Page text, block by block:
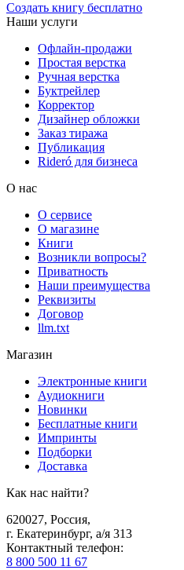
Создать книгу бесплатно
Наши услуги
Офлайн-продажи
Простая верстка
Ручная верстка
Буктрейлер
Корректор
Дизайнер обложки
Заказ тиража
Публикация
Rideró для бизнеса
О нас
О сервисе
О магазине
Книги
Возникли вопросы?
Приватность
Наши преимущества
Реквизиты
Договор
llm.txt
Магазин
Электронные книги
Аудиокниги
Новинки
Бесплатные книги
Импринты
Подборки
Доставка
Как нас найти?
620027, Россия,
г. Екатеринбург, а/я 313
Контактный телефон:
8 800 500 11 67